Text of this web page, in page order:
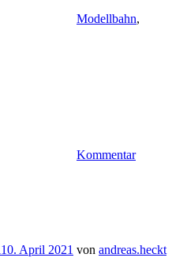
Modellbahn,
Kommentar
10. April 2021 von andreas.heckt